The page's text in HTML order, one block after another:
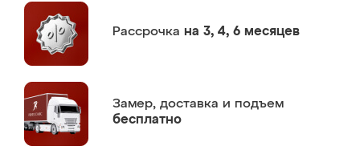
Рассрочка на 3, 4, 6 месяцев
Замер, доставка и подъем
бесплатно